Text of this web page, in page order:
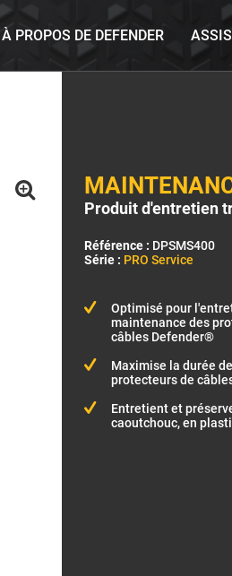
À PROPOS DE DEFENDER
Produit d'entretien
Référence : DPSMS400
Série : PRO Service
Optimisé pour
maintenance des
câbles Defender®
Maximise la durée
protecteurs de
Entretient et
caoutchouc, en